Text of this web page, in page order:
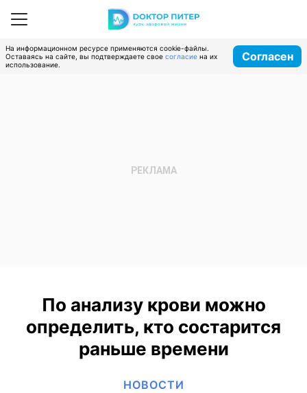
На информационном ресурсе применяются cookie-файлы.
Оставаясь на сайте, вы подтверждаете свое согласие на их
использование.
Согласен
По анализу крови можно
определить, кто состарится
раньше времени
НОВОСТИ